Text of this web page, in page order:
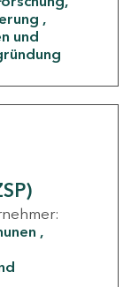
und